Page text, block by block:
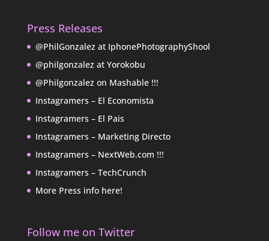
Press Releases
@PhilGonzalez at IphonePhotographyShool
@philgonzalez at Yorokobu
@Philgonzalez on Mashable !!!
Instagramers – El Economista
Instagramers – El Pais
Instagramers – Marketing Directo
Instagramers – NextWeb.com !!!
Instagramers – TechCrunch
More Press info here!
Follow me on Twitter